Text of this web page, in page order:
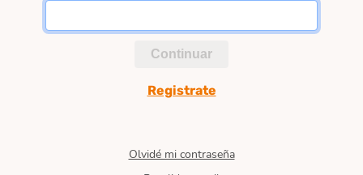
Continuar
Registrate
Olvidé mi contraseña